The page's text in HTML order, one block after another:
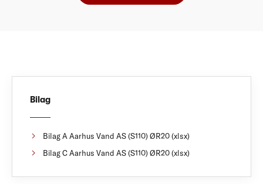
Bilag
Bilag A Aarhus Vand AS (S110) ØR20 (xlsx)
Bilag C Aarhus Vand AS (S110) ØR20 (xlsx)